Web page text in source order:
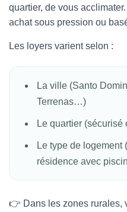
quartier, de vous
achat sous pression ou
Les loyers varient selon :
La ville (Santo
Terrenas…)
Le quartier (sécurisé
Le type de logement
résidence avec
👉 Dans les zones rurales,